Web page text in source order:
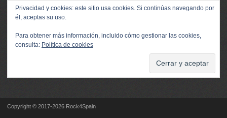
Privacidad y cookies: este sitio usa cookies. Si continúas navegando por
él, aceptas su uso.
Para obtener más información, incluido cómo gestionar las cookies,
consulta: Política de cookies
Copyright © 2017-2026 Rock4Spain